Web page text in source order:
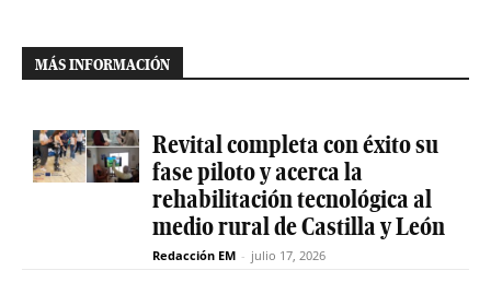
MÁS INFORMACIÓN
Revital completa con éxito su
fase piloto y acerca la
rehabilitación tecnológica al
medio rural de Castilla y León
Redacción EM - julio 17, 2026